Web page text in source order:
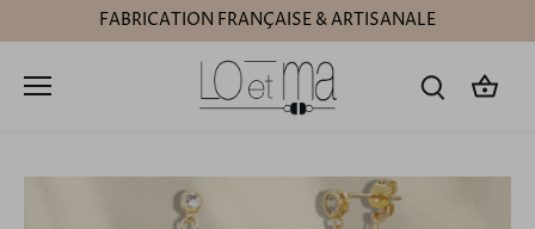
au
FABRICATION FRANÇAISE & ARTISANALE